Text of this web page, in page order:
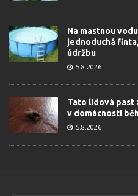
Na mastnou
jednoduchá
údržbu
5.8.2026
Tato lidová past
v domácnosti
5.8.2026